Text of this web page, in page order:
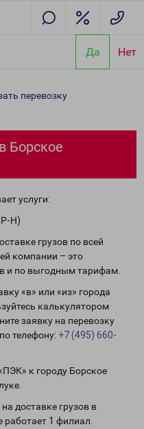
Да Нет
перевозку
Борское
услуги:
Р-Н)
грузов по всей
компании – это
и по выгодным тарифам.
«в» или «из» города
калькулятором
заявку на перевозку
телефону: +7 (495) 660-
к городу Борское
доставке грузов в
работает 1 филиал.